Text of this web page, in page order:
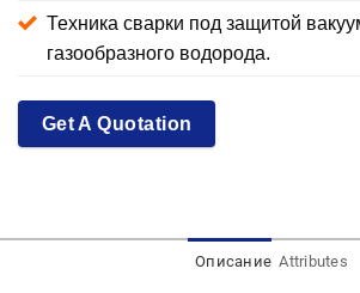
Техника сварки под защитой
газообразного водорода.
Get A Quotation
Описание Attributes